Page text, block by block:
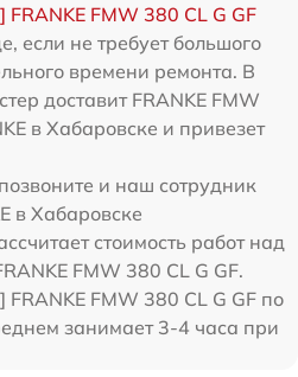
FMW 380 CL G GF
если не требует большого
времени ремонта. В
доставит FRANKE FMW
в Хабаровске и привезет
и наш сотрудник
в Хабаровске
стоимость работ над
FMW 380 CL G GF.
FMW 380 CL G GF по
занимает 3-4 часа при